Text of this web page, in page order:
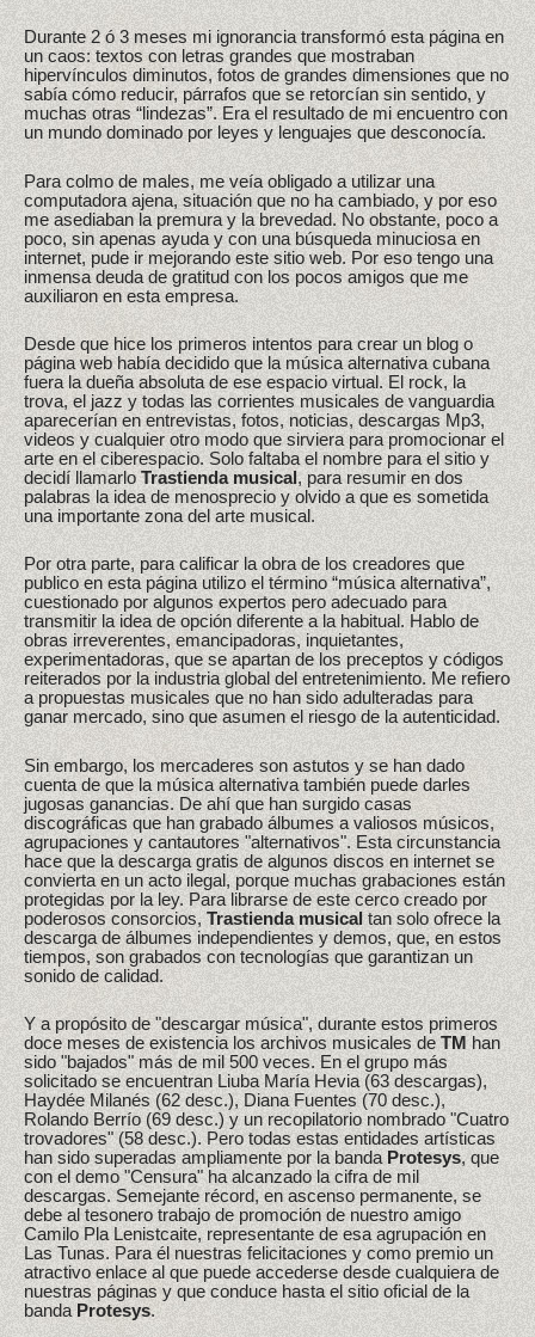
Durante 2 ó 3 meses mi ignorancia transformó esta página en
un caos: textos con letras grandes que mostraban
hipervínculos diminutos, fotos de grandes dimensiones que no
sabía cómo reducir, párrafos que se retorcían sin sentido, y
muchas otras “lindezas”. Era el resultado de mi encuentro con
un mundo dominado por leyes y lenguajes que desconocía.
Para colmo de males, me veía obligado a utilizar una
computadora ajena, situación que no ha cambiado, y por eso
me asediaban la premura y la brevedad. No obstante, poco a
poco, sin apenas ayuda y con una búsqueda minuciosa en
internet, pude ir mejorando este sitio web. Por eso tengo una
inmensa deuda de gratitud con los pocos amigos que me
auxiliaron en esta empresa.
Desde que hice los primeros intentos para crear un blog o
página web había decidido que la música alternativa cubana
fuera la dueña absoluta de ese espacio virtual. El rock, la
trova, el jazz y todas las corrientes musicales de vanguardia
aparecerían en entrevistas, fotos, noticias, descargas Mp3,
videos y cualquier otro modo que sirviera para promocionar el
arte en el ciberespacio. Solo faltaba el nombre para el sitio y
decidí llamarloTrastienda musical, para resumir en dos
palabras la idea de menosprecio y olvido a que es sometida
una importante zona del arte musical.
Por otra parte, para calificar la obra de los creadores que
publico en esta página utilizo el término “música alternativa”,
cuestionado por algunos expertos pero adecuado para
transmitir la idea de opción diferente a la habitual. Hablo de
obras irreverentes, emancipadoras, inquietantes,
experimentadoras, que se apartan de los preceptos y códigos
reiterados por la industria global del entretenimiento. Me refiero
a propuestas musicales que no han sido adulteradas para
ganar mercado, sino que asumen el riesgo de la autenticidad.
Sin embargo, los mercaderes son astutos y se han dado
cuenta de que la música alternativa también puede darles
jugosas ganancias. De ahí que han surgido casas
discográficas que han grabado álbumes a valiosos músicos,
agrupaciones y cantautores "alternativos". Esta circunstancia
hace que la descarga gratis de algunos discos en internet se
convierta en un acto ilegal, porque muchas grabaciones están
protegidas por la ley. Para librarse de este cerco creado por
poderosos consorcios,Trastienda musicaltan solo ofrece la
descarga de álbumes independientes y demos, que, en estos
tiempos, son grabados con tecnologías que garantizan un
sonido de calidad.
Y a propósito de "descargar música", durante estos primeros
doce meses de existencia los archivos musicales deTM han
sido "bajados" más de mil 500 veces. En el grupo más
solicitado se encuentran Liuba María Hevia (63 descargas),
Haydée Milanés (62 desc.), Diana Fuentes (70 desc.),
Rolando Berrío (69 desc.) y un recopilatorio nombrado "Cuatro
trovadores" (58 desc.). Pero todas estas entidades artísticas
han sido superadas ampliamente por la bandaProtesys, que
con el demo "Censura" ha alcanzado la cifra de mil
descargas. Semejante récord, en ascenso permanente, se
debe al tesonero trabajo de promoción de nuestro amigo
Camilo Pla Lenistcaite, representante de esa agrupación en
Las Tunas. Para él nuestras felicitaciones y como premio un
atractivo enlace al que puede accederse desde cualquiera de
nuestras páginas y que conduce hasta el sitio oficial de la
bandaProtesys.